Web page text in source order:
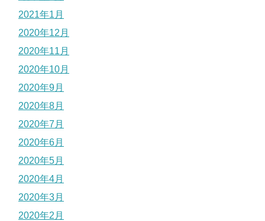
2021年1月
2020年12月
2020年11月
2020年10月
2020年9月
2020年8月
2020年7月
2020年6月
2020年5月
2020年4月
2020年3月
2020年2月